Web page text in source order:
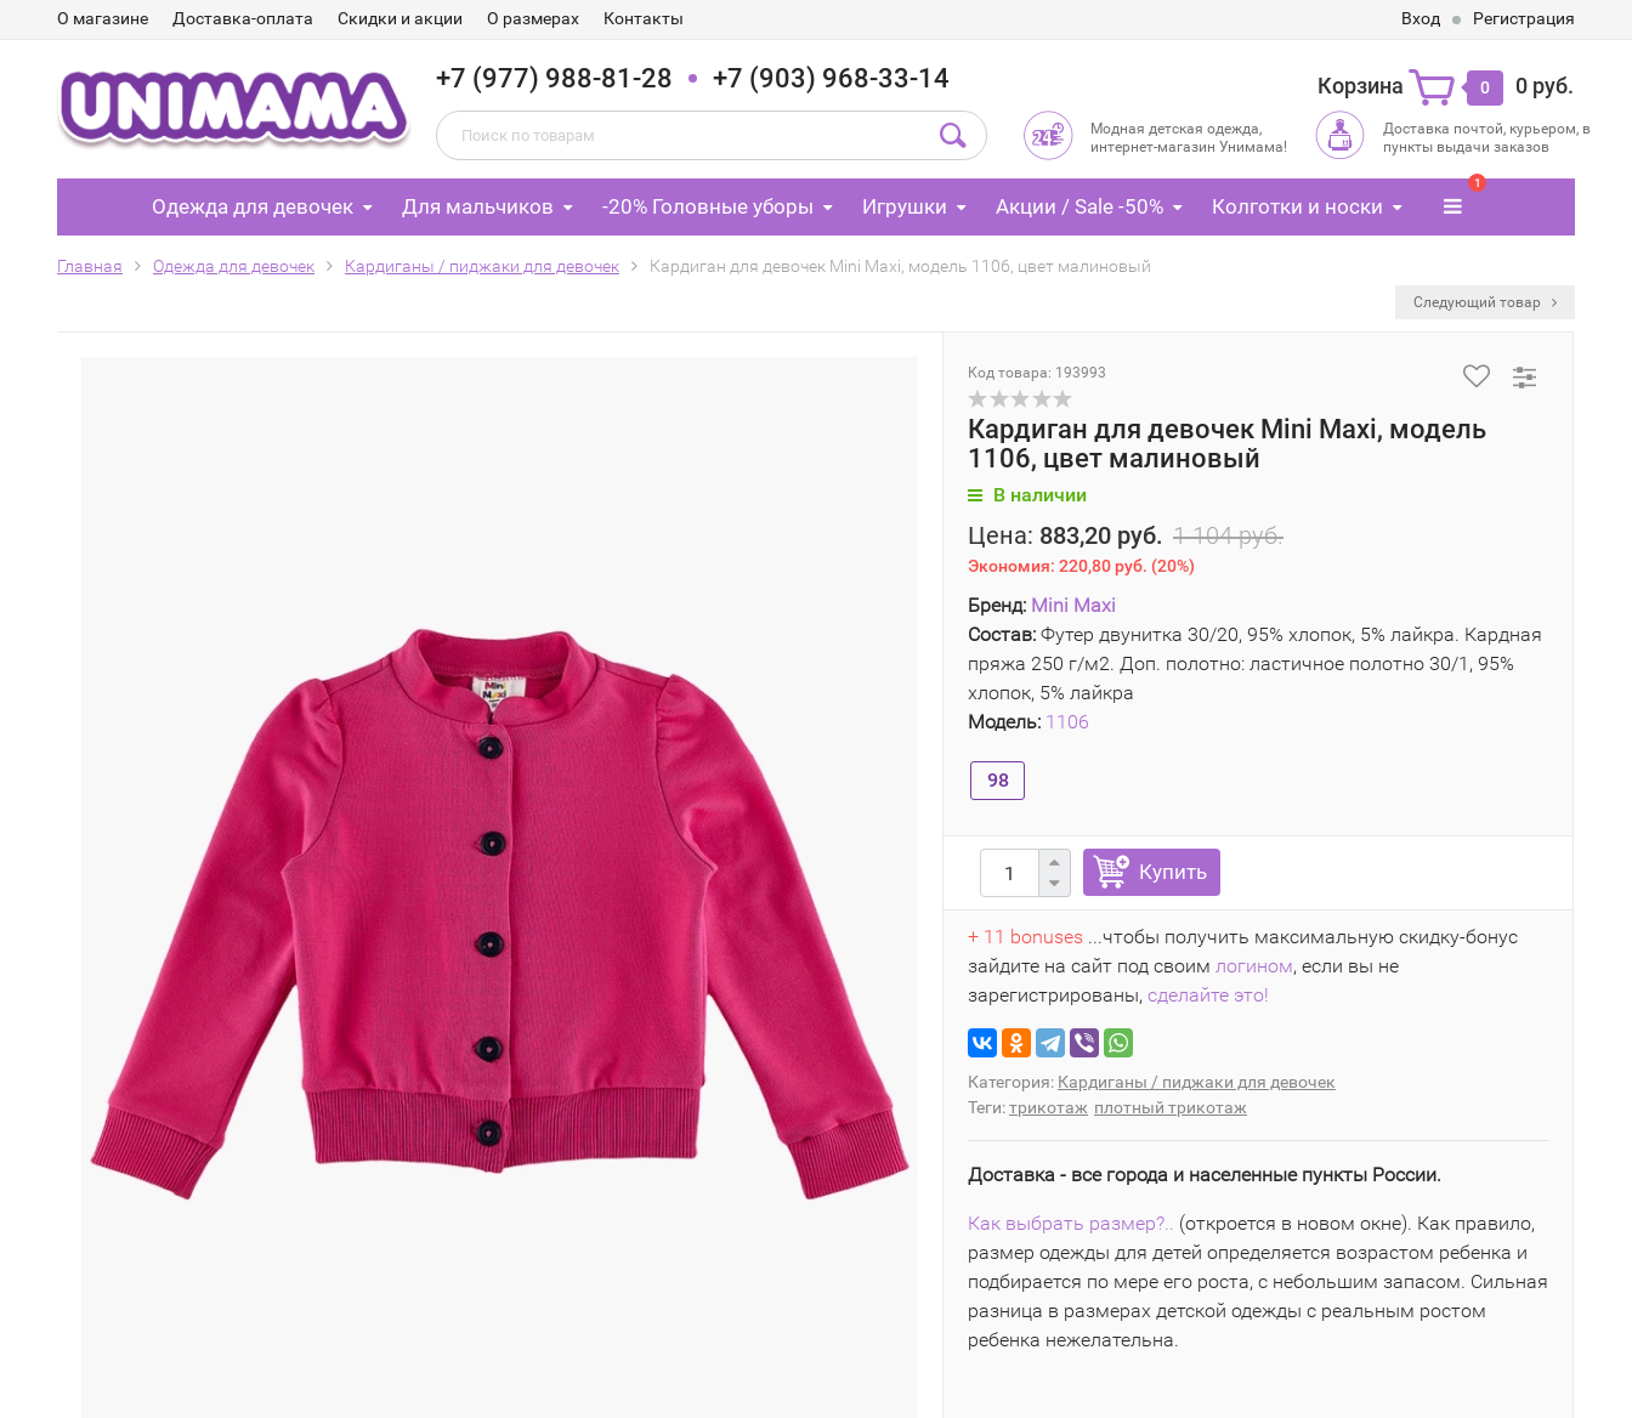
О магазине Доставка-оплата Скидки и акции О размерах Контакты Вход Регистрация
+7 (977) 988-81-28 +7 (903) 968-33-14 Корзина 0 0 руб.
Модная детская одежда,
интернет-магазин Унимама!
Доставка почтой, курьером, в
пункты выдачи заказов
Одежда для девочек Для мальчиков -20% Головные уборы Игрушки Акции / Sale -50% Колготки и носки
1
Главная Одежда для девочек Кардиганы / пиджаки для девочек Кардиган для девочек Mini Maxi, модель 1106, цвет малиновый
Следующий товар
Код товара: 193993
Кардиган для девочек Mini Maxi, модель
1106, цвет малиновый
В наличии
Цена: 883,20 руб. 1 104 руб.
Экономия: 220,80 руб. (20%)
Бренд: Mini Maxi
Состав: Футер двунитка 30/20, 95% хлопок, 5% лайкра. Кардная
пряжа 250 г/м2. Доп. полотно: ластичное полотно 30/1, 95%
хлопок, 5% лайкра
Модель: 1106
98
Купить
+ 11 bonuses ...чтобы получить максимальную скидку-бонус
зайдите на сайт под своим логином, если вы не
зарегистрированы, сделайте это!
Категория: Кардиганы / пиджаки для девочек
Теги:трикотаж плотный трикотаж
Доставка - все города и населенные пункты России.
Как выбрать размер?.. (откроется в новом окне). Как правило,
размер одежды для детей определяется возрастом ребенка и
подбирается по мере его роста, с небольшим запасом. Сильная
разница в размерах детской одежды с реальным ростом
ребенка нежелательна.